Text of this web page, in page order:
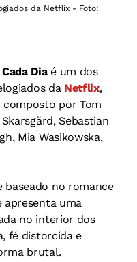
da Netflix - Foto:
Diaé um dos
da Netflix,
por Tom
Sebastian
Mia Wasikowska,
baseado no romance
apresenta uma
no interior dos
fé distorcida e
brutal.